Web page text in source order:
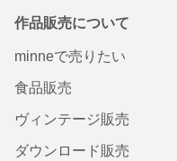
作品販売について
minneで売りたい
食品販売
ヴィンテージ販売
ダウンロード販売